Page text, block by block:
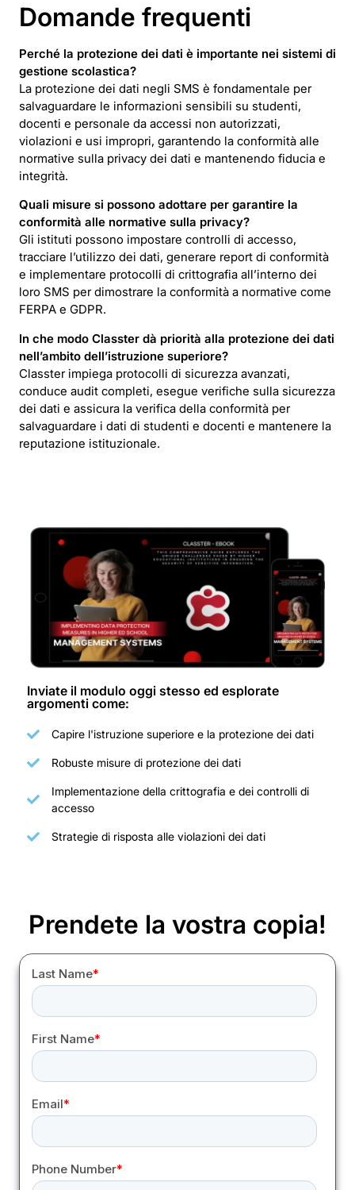
Domande frequenti
Perché la protezione dei dati è importante nei sistemi di
gestione scolastica?
La protezione dei dati negli SMS è fondamentale per
salvaguardare le informazioni sensibili su studenti,
docenti e personale da accessi non autorizzati,
violazioni e usi impropri, garantendo la conformità alle
normative sulla privacy dei dati e mantenendo fiducia e
integrità.
Quali misure si possono adottare per garantire la
conformità alle normative sulla privacy?
Gli istituti possono impostare controlli di accesso,
tracciare l’utilizzo dei dati, generare report di conformità
e implementare protocolli di crittografia all’interno dei
loro SMS per dimostrare la conformità a normative come
FERPA e GDPR.
In che modo Classter dà priorità alla protezione dei dati
nell’ambito dell’istruzione superiore?
Classter impiega protocolli di sicurezza avanzati,
conduce audit completi, esegue verifiche sulla sicurezza
dei dati e assicura la verifica della conformità per
salvaguardare i dati di studenti e docenti e mantenere la
reputazione istituzionale.
Inviate il modulo oggi stesso ed esplorate
argomenti come:
Capire l'istruzione superiore e la protezione dei dati
Robuste misure di protezione dei dati
Implementazione della crittografia e dei controlli di
accesso
Strategie di risposta alle violazioni dei dati
Prendete la vostra copia!